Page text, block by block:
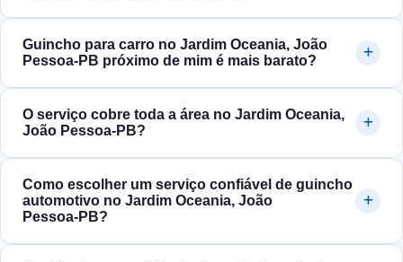
Guincho para carro no Jardim Oceania, João
Pessoa‑PB próximo de mim é mais barato?
O serviço cobre toda a área no Jardim Oceania,
João Pessoa‑PB?
Como escolher um serviço confiável de guincho
automotivo no Jardim Oceania, João
Pessoa‑PB?